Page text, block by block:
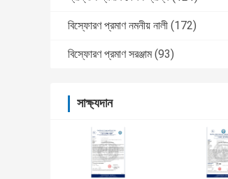
বিস্ফোরণ প্রমাণ নমনীয় নালী (172)
বিস্ফোরণ প্রমাণ সরঞ্জাম (93)
সাক্ষ্যদান